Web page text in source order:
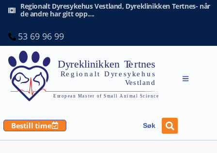
Regionalt Dyresykehus Vestland, Dyreklinikken Tertnes- når
de andre har gitt opp....
53 69 96 99
Bestill time Søk